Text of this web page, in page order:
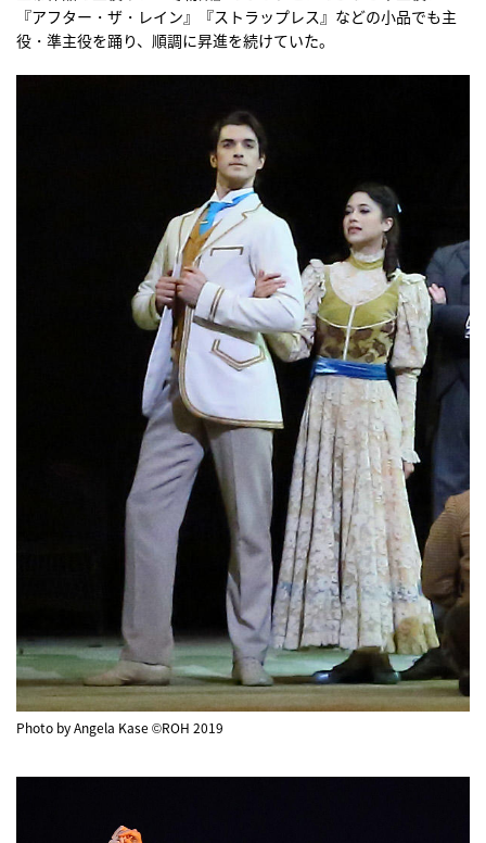
『アフター・ザ・レイン』『ストラップレス』などの小品でも主
役・準主役を踊り、順調に昇進を続けていた。
Photo by Angela Kase ©ROH 2019